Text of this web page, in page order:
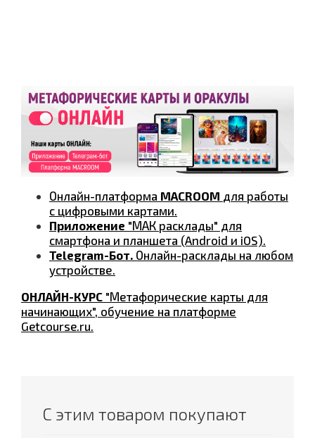
Онлайн-платформа MACROOM для работы
с цифровыми картами.
Приложение "МАК расклады" для
смартфона и планшета (Android и iOS).
Telegram-Бот. Онлайн-расклады на любом
устройстве.
ОНЛАЙН-КУРС "Метафорические карты для
начинающих", обучение на платформе
Getcourse.ru.
С этим товаром покупают